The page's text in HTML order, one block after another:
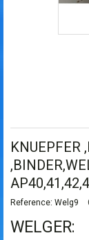
KNUEPFER
Reference: Welg9
WELGER: